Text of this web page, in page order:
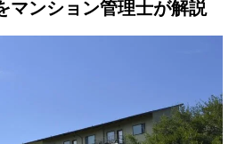
マンション管理士が解説